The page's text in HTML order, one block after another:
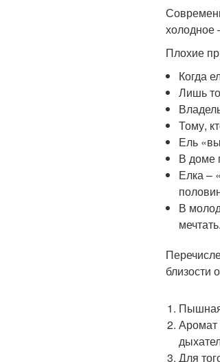
холодное
Плохие
Когда
Лишь
Тому,
Ель
В доме
Елка –
В
близости
Пышная
Аромат
Для